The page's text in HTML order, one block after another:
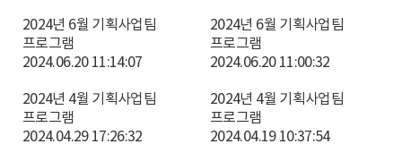
2024년 6월 기획사업팀
프로그램
2024.06.20 11:14:07
2024년 6월 기획사업팀
프로그램
2024.06.20 11:00:32
2024년 4월 기획사업팀
프로그램
2024.04.29 17:26:32
2024년 4월 기획사업팀
프로그램
2024.04.19 10:37:54